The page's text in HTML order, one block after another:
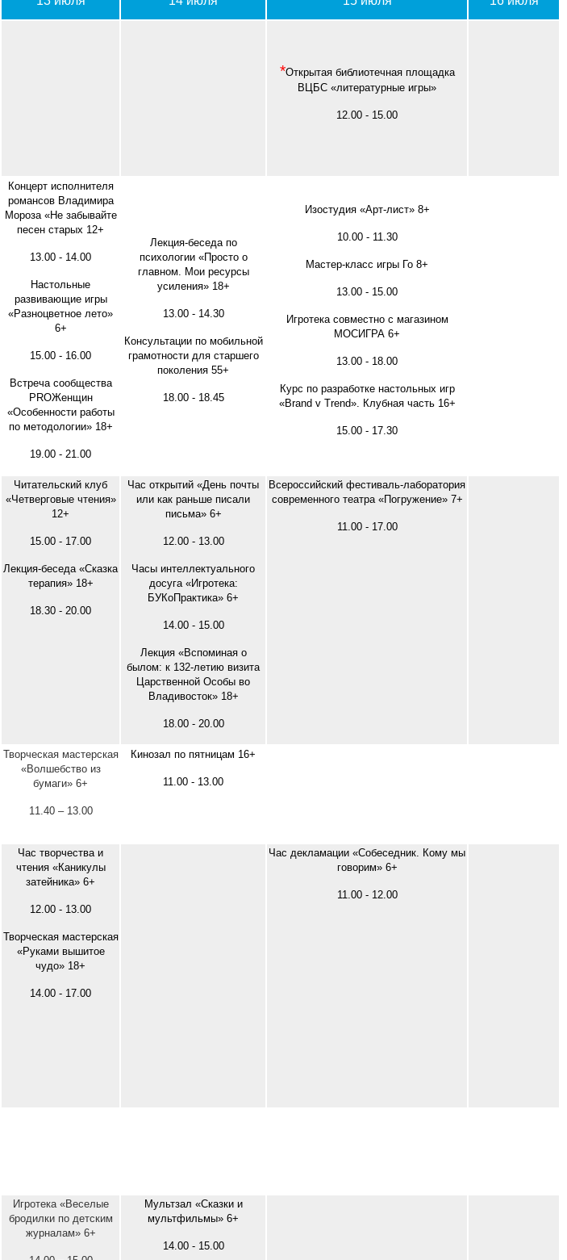
*Открытая библиотечная площадка
ВЦБС «литературные игры»
12.00 - 15.00
Концерт исполнителя
романсов Владимира
Мороза «Не забывайте
песен старых 12+
13.00 - 14.00
Настольные
развивающие игры
«Разноцветное лето»
6+
15.00 - 16.00
Встреча сообщества
PROЖенщин
«Особенности работы
по методологии» 18+
19.00 - 21.00
Лекция-беседа по
психологии «Просто о
главном. Мои ресурсы
усиления» 18+
13.00 - 14.30
Консультации по мобильной
грамотности для старшего
поколения 55+
18.00 - 18.45
Изостудия «Арт-лист» 8+
10.00 - 11.30
Мастер-класс игры Го 8+
13.00 - 15.00
Игротека совместно с магазином
МОСИГРА 6+
13.00 - 18.00
Курс по разработке настольных игр
«Brand v Trend». Клубная часть 16+
15.00 - 17.30
Читательский клуб
«Четверговые чтения»
12+
15.00 - 17.00
Лекция-беседа «Сказка
терапия» 18+
18.30 - 20.00
Час открытий «День почты
или как раньше писали
письма» 6+
12.00 - 13.00
Часы интеллектуального
досуга «Игротека:
БУКоПрактика» 6+
14.00 - 15.00
Лекция «Вспоминая о
былом: к 132-летию визита
Царственной Особы во
Владивосток» 18+
18.00 - 20.00
Всероссийский фестиваль-лаборатория
современного театра «Погружение» 7+
11.00 - 17.00
Творческая мастерская
«Волшебство из
бумаги» 6+
11.40 – 13.00
Кинозал по пятницам 16+
11.00 - 13.00
Час творчества и
чтения «Каникулы
затейника» 6+
12.00 - 13.00
Творческая мастерская
«Руками вышитое
чудо» 18+
14.00 - 17.00
Час декламации «Собеседник. Кому мы
говорим» 6+
11.00 - 12.00
Игротека «Веселые
бродилки по детским
журналам» 6+
Мультзал «Сказки и
мультфильмы» 6+
14.00 - 15.00